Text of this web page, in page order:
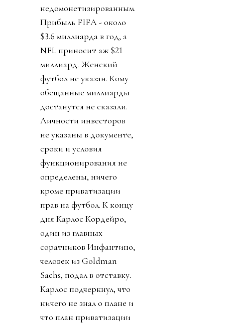
недомонетизированным.
Прибыль FIFA - около
$3.6 миллиарда в год, а
NFL приносит аж $21
миллиард. Женский
футбол не указан. Кому
обещанные миллиарды
достанутся не сказали.
Личности инвесторов
не указаны в документе,
сроки и условия
функционирования не
определены, ничего
кроме приватизации
прав на футбол. К концу
дня Карлос Кордейро,
один из главных
соратников Инфантино,
человек из Goldman
Sachs, подал в отставку.
Карлос подчеркнул, что
ничего не знал о плане и
что план приватизации